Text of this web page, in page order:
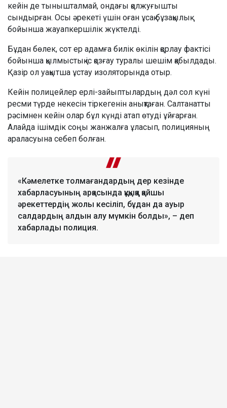
кейін де тынышталмай, ондағы қолжуғышты
сындырған. Осы әрекеті үшін оған ұсақ бұзақылық
бойынша жауапкершілік жүктелді.
Бұдан бөлек, сот ер адамға билік өкілін қорлау фактісі
бойынша қылмыстық іс қозғау туралы шешім қабылдады.
Қазір ол уақытша ұстау изоляторында отыр.
Кейін полицейлер ерлі-зайыптылардың дәл сол күні
ресми түрде некесін тіркегенін анықтаған. Салтанатты
рәсімнен кейін олар бұл күнді атап өтуді ұйғарған.
Алайда ішімдік соңы жанжалға ұласып, полицияның
араласуына себеп болған.
«Кәмелетке толмағандардың дер кезінде
хабарласуының арқасында құқыққа қайшы
әрекеттердің жолы кесіліп, бұдан да ауыр
салдардың алдын алу мүмкін болды», – деп
хабарлады полиция.